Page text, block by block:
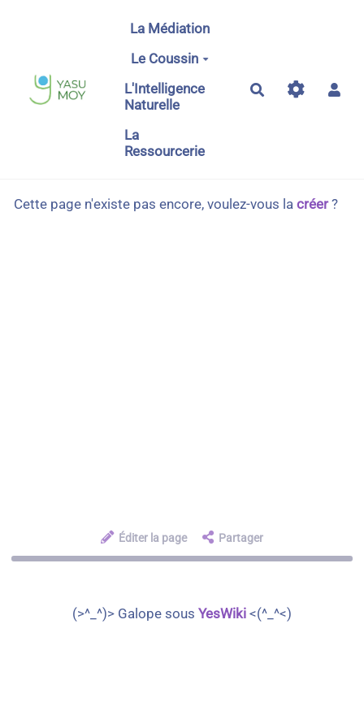
Aller au contenu principal
La Médiation
Le Coussin
L'Intelligence
Naturelle
La
Ressourcerie
Rechercher
Cette page n'existe pas encore, voulez-vous la créer?
Éditer la page Partager
(>^_^)> Galope sous YesWiki <(^_^<)